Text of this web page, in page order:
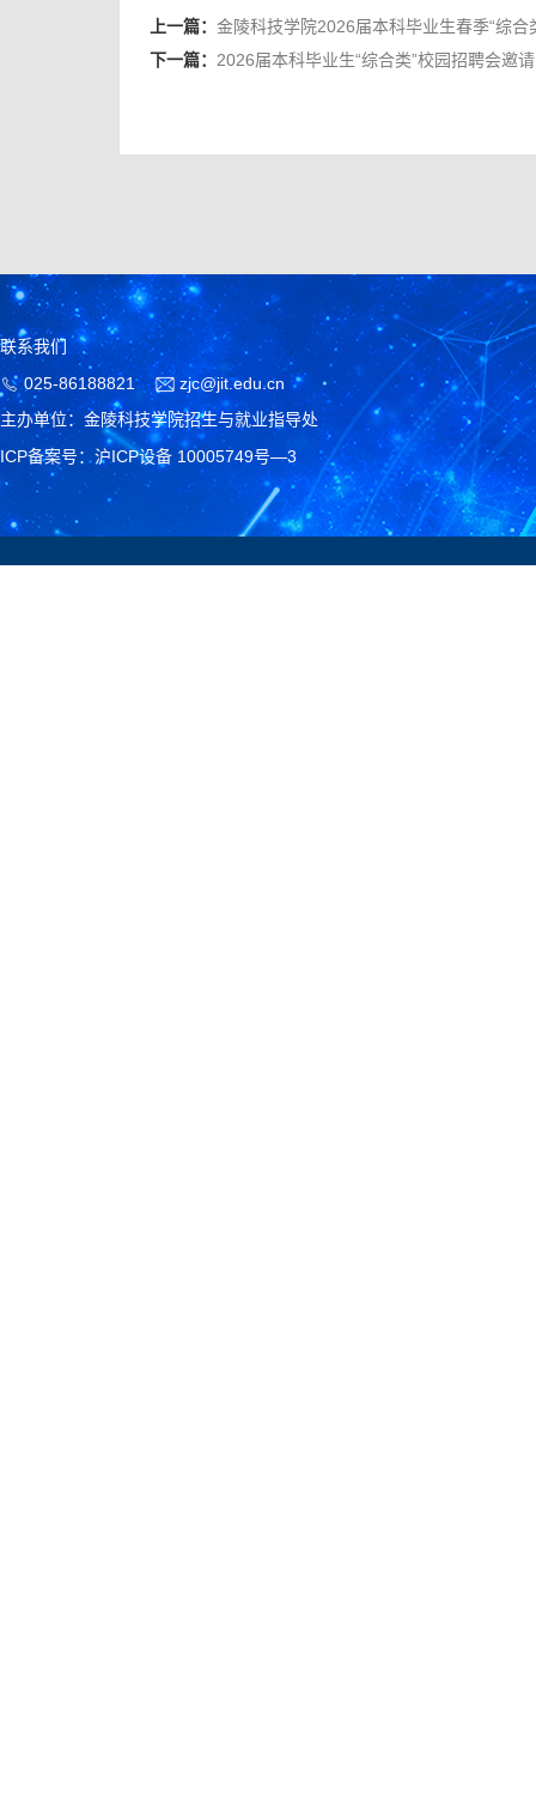
上一篇： 金陵科技学院2026届本科毕业生春季“综合
下一篇： 2026届本科毕业生“综合类”校园招聘会邀
联系我们
025-86188821
zjc@jit.edu.cn
主办单位：金陵科技学院招生与就业指导处
ICP备案号：沪ICP设备 10005749号—3